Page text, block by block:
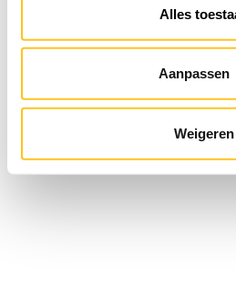
instellingen te allen tijde
de website.
Alles
Aanpassen
Weigeren